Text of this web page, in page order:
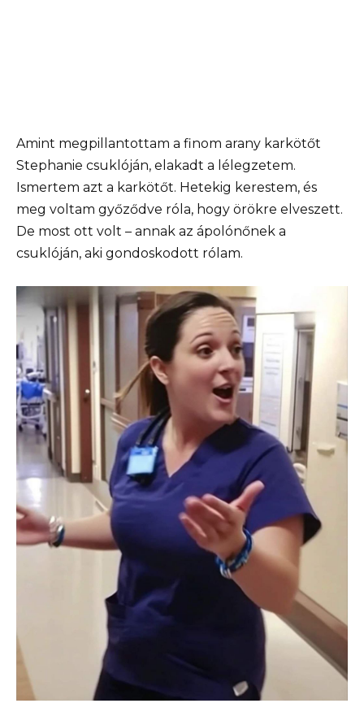
Amint megpillantottam a finom arany karkötőt
Stephanie csuklóján, elakadt a lélegzetem.
Ismertem azt a karkötőt. Hetekig kerestem, és
meg voltam győződve róla, hogy örökre elveszett.
De most ott volt – annak az ápolónőnek a
csuklóján, aki gondoskodott rólam.